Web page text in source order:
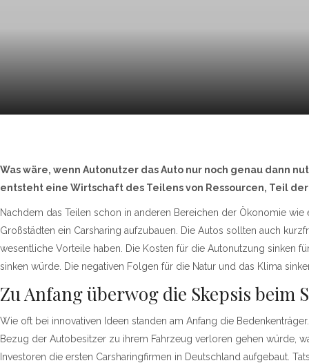
Was wäre, wenn Autonutzer das Auto nur noch genau dann
entsteht eine Wirtschaft des Teilens von Ressourcen, Teil
Nachdem das Teilen schon in anderen Bereichen der Ökonomie
Großstädten ein Carsharing aufzubauen. Die Autos sollten auch
wesentliche Vorteile haben. Die Kosten für die Autonutzung sinken
sinken würde. Die negativen Folgen für die Natur und das Klima
Zu Anfang überwog die Skepsis beim
Wie oft bei innovativen Ideen standen am Anfang die
Bezug der Autobesitzer zu ihrem Fahrzeug verloren gehen würde,
Investoren die ersten Carsharingfirmen in Deutschland aufgebaut.